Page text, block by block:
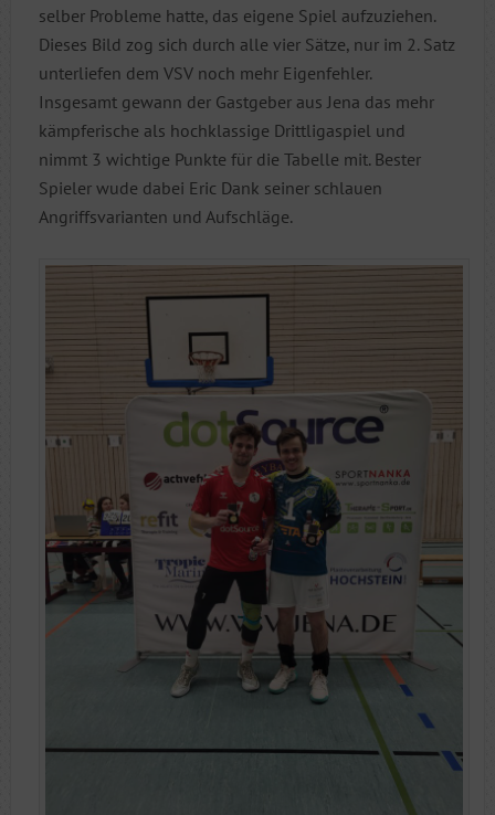
selber Probleme hatte, das eigene Spiel aufzuziehen.
Dieses Bild zog sich durch alle vier Sätze, nur im 2. Satz
unterliefen dem VSV noch mehr Eigenfehler.
Insgesamt gewann der Gastgeber aus Jena das mehr
kämpferische als hochklassige Drittligaspiel und
nimmt 3 wichtige Punkte für die Tabelle mit. Bester
Spieler wude dabei Eric Dank seiner schlauen
Angriffsvarianten und Aufschläge.